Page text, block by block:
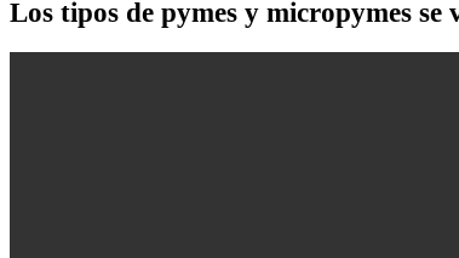
Los tipos de pymes y micropymes se